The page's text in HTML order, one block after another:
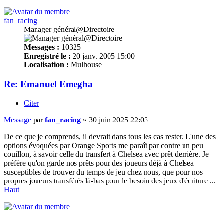
fan_racing
Manager général@Directoire
Messages : 10325
Enregistré le : 20 janv. 2005 15:00
Localisation : Mulhouse
Re: Emanuel Emegha
Citer
Message parfan_racing » 30 juin 2025 22:03
De ce que je comprends, il devrait dans tous les cas rester. L'une des
options évoquées par Orange Sports me paraît par contre un peu
couillon, à savoir celle du transfert à Chelsea avec prêt derrière. Je
préfère qu'on garde nos prêts pour des joueurs déjà à Chelsea
susceptibles de trouver du temps de jeu chez nous, que pour nos
propres joueurs transférés là-bas pour le besoin des jeux d'écriture ...
Haut